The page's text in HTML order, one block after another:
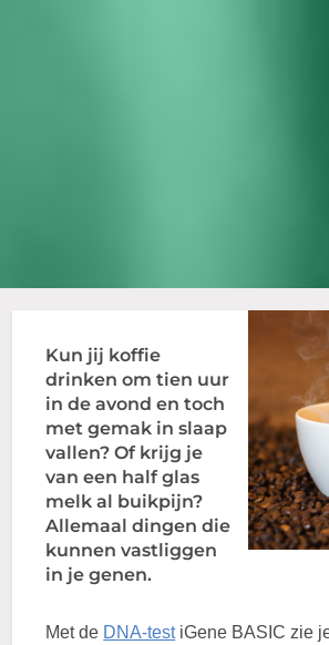
Kun jij koffie
drinken om tien uur
in de avond en toch
met gemak in slaap
vallen? Of krijg je
van een half glas
melk al buikpijn?
Allemaal dingen die
kunnen vastliggen
in je genen.
Met de DNA-testiGene BASIC zie